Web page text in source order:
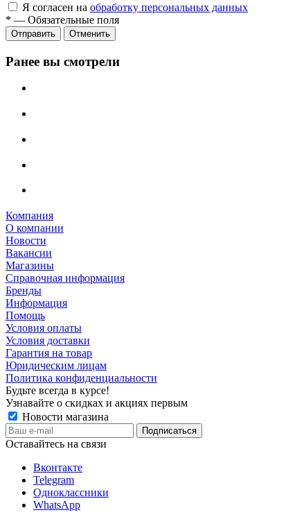
Я согласен на обработку персональных данных
* — Обязательные поля
Отправить Отменить
Ранее вы смотрели
Компания
О компании
Новости
Вакансии
Магазины
Справочная информация
Бренды
Информация
Помощь
Условия оплаты
Условия доставки
Гарантия на товар
Юридическим лицам
Политика конфиденциальности
Будьте всегда в курсе!
Узнавайте о скидках и акциях первым
Новости магазина
Оставайтесь на связи
Вконтакте
Telegram
Одноклассники
WhatsApp